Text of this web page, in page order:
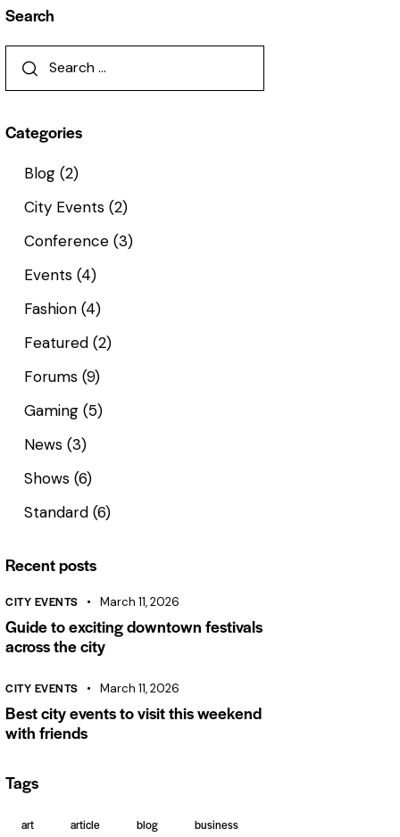
Search
Categories
Blog(2)
City Events(2)
Conference(3)
Events(4)
Fashion(4)
Featured(2)
Forums(9)
Gaming(5)
News(3)
Shows(6)
Standard(6)
Recent posts
CITY EVENTS March 11, 2026
Guide to exciting downtown festivals
across the city
CITY EVENTS March 11, 2026
Best city events to visit this weekend
with friends
Tags
art article blog
business